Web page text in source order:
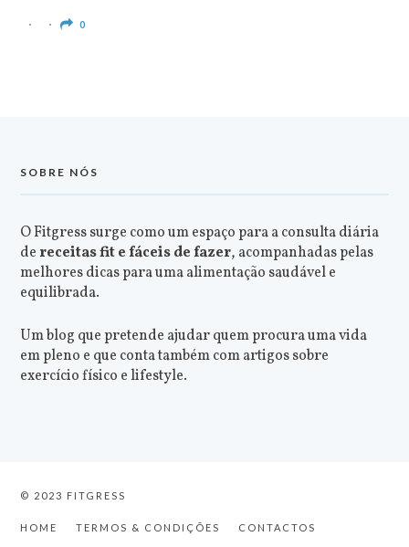
0
SOBRE NÓS
O Fitgress surge como um espaço para a consulta diária
dereceitas fit e fáceis de fazer, acompanhadas pelas
melhores dicas para uma alimentação saudável e
equilibrada.
Um blog que pretende ajudar quem procura uma vida
em pleno e que conta também com artigos sobre
exercício físico e lifestyle.
© 2023 FITGRESS
HOME TERMOS & CONDIÇÕES CONTACTOS